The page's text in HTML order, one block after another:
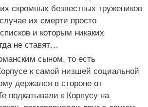
скромных безвестных тружеников
их смерти просто
и которым никаких
не ставят…
сыном, то есть
к самой низшей социальной
держался в стороне от
подкатывали к Корпусу на